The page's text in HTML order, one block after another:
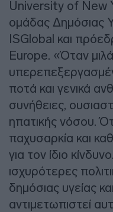
University of New
ομάδας Δημόσιας
ISGlobal και
Europe. «Όταν
ποτά και γενικά
συνήθειες,
ηπατικής νόσου.
παχυσαρκία και
για τον ίδιο
ισχυρότερες
δημόσιας υγείας
αντιμετωπιστεί